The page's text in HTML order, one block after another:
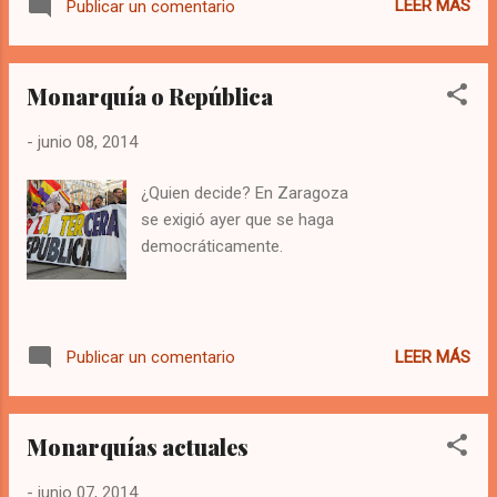
de Economía Política Global de Izquierda
Unida se ha lanzado un documento
el bloqueo informativo sobre el TLC. Se trata
espaldas a la ciudadanía y que apoyan los
principales grupos de poder económico y
político. Esperamos que sea útil. Para una
Tratado de Libre Comercio entre Estados
Publicar un comentario LEER MÁS
Monarquía o República
- junio 08, 2014
¿Quien decide? En Zaragoza
se exigió ayer que se haga
democráticamente.
Publicar un comentario LEER MÁS
Monarquías actuales
- junio 07, 2014